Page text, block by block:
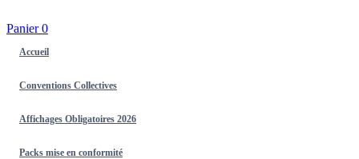
Panier0
Accueil
Conventions Collectives
Affichages Obligatoires 2026
Packs mise en conformité